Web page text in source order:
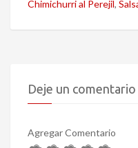
Chimichurri al Perejil,
Deje un comentario
Agregar Comentario